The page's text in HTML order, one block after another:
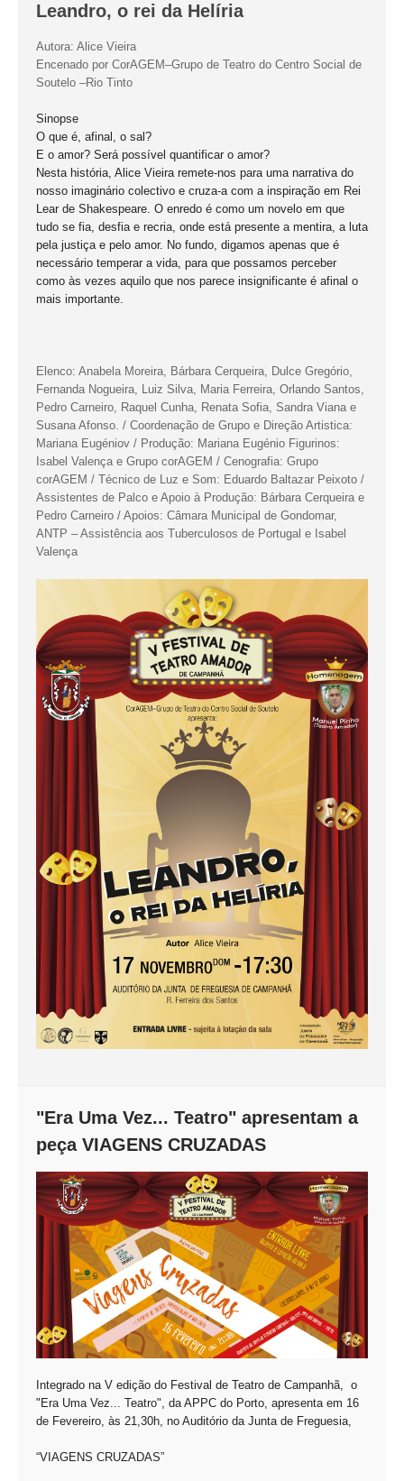
Leandro, o rei da Helíria
Autora: Alice Vieira
Encenado por CorAGEM–Grupo de Teatro do Centro Social de
Soutelo –Rio Tinto
Sinopse
O que é, afinal, o sal?
E o amor? Será possível quantificar o amor?
Nesta história, Alice Vieira remete-nos para uma narrativa do
nosso imaginário colectivo e cruza-a com a inspiração em Rei
Lear de Shakespeare. O enredo é como um novelo em que
tudo se fia, desfia e recria, onde está presente a mentira, a luta
pela justiça e pelo amor. No fundo, digamos apenas que é
necessário temperar a vida, para que possamos perceber
como às vezes aquilo que nos parece insignificante é afinal o
mais importante.
Elenco: Anabela Moreira, Bárbara Cerqueira, Dulce Gregório,
Fernanda Nogueira, Luiz Silva, Maria Ferreira, Orlando Santos,
Pedro Carneiro, Raquel Cunha, Renata Sofia, Sandra Viana e
Susana Afonso. / Coordenação de Grupo e Direção Artistica:
Mariana Eugéniov / Produção: Mariana Eugénio Figurinos:
Isabel Valença e Grupo corAGEM / Cenografia: Grupo
corAGEM / Técnico de Luz e Som: Eduardo Baltazar Peixoto /
Assistentes de Palco e Apoio à Produção: Bárbara Cerqueira e
Pedro Carneiro / Apoios: Câmara Municipal de Gondomar,
ANTP – Assistência aos Tuberculosos de Portugal e Isabel
Valença
"Era Uma Vez... Teatro" apresentam a
peça VIAGENS CRUZADAS
Integrado na V edição do Festival de Teatro de Campanhã, o
"Era Uma Vez... Teatro", da APPC do Porto, apresenta em 16
de Fevereiro, às 21,30h, no Auditório da Junta de Freguesia,
“VIAGENS CRUZADAS”